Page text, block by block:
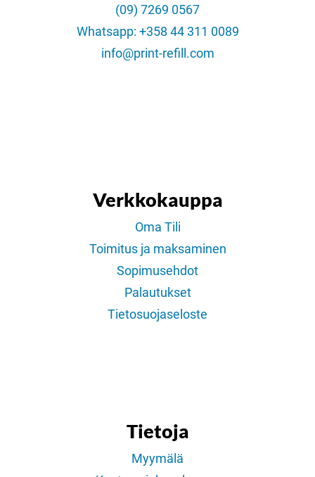
(09) 7269 0567
Whatsapp: +358 44 311 0089
info@print-refill.com
Verkkokauppa
Oma Tili
Toimitus ja maksaminen
Sopimusehdot
Palautukset
Tietosuojaseloste
Tietoja
Myymälä